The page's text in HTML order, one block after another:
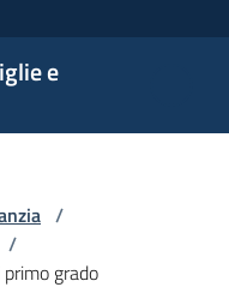
e
/
/
grado